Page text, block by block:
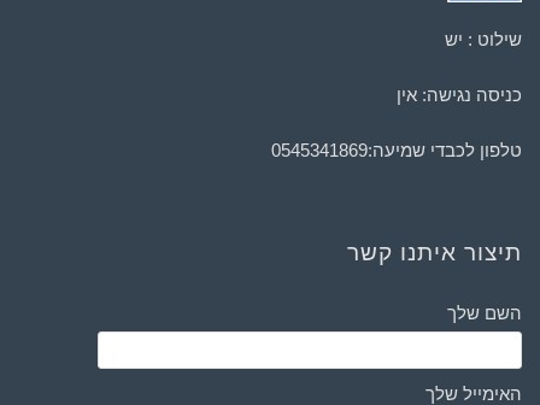
שילוט : יש
כניסה נגישה: אין
טלפון לכבדי שמיעה:0545341869
תיצור איתנו קשר
השם שלך
האימייל שלך